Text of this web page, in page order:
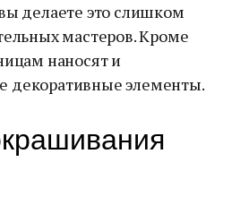
делаете это слишком
мастеров. Кроме
наносят и
декоративные элементы.